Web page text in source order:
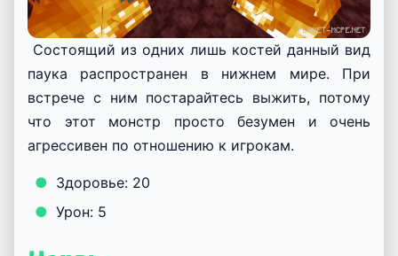
Состоящий из одних лишь костей данный вид
паука распространен в нижнем мире. При
встрече с ним постарайтесь выжить, потому
что этот монстр просто безумен и очень
агрессивен по отношению к игрокам.
Здоровье: 20
Урон: 5